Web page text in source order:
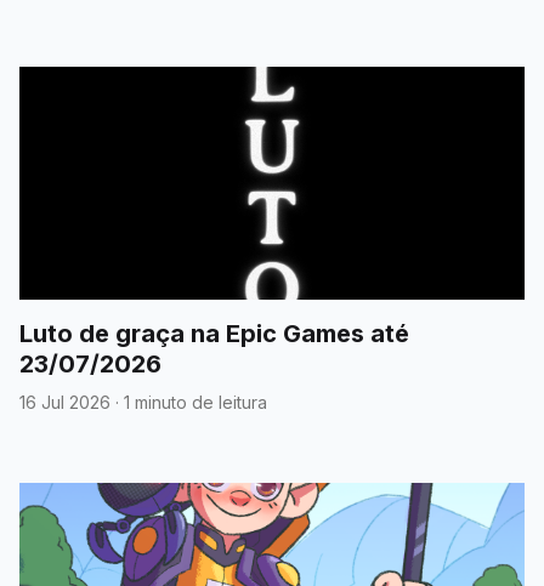
Luto de graça na Epic Games até
23/07/2026
16 Jul 2026 · 1 minuto de leitura